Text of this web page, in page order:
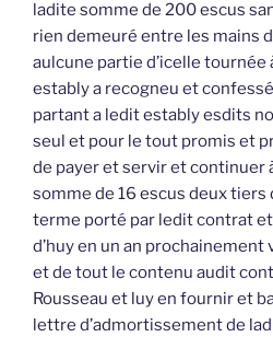
ladite somme de 200 escus
rien demeuré entre les mains
aulcune partie d’icelle
estably a recogneu et confessé
partant a ledit estably esdits
seul et pour le tout promis et
de payer et servir et continuer
somme de 16 escus deux tiers
terme porté par ledit contrat
d’huy en un an prochainement
et de tout le contenu audit
Rousseau et luy en fournir et
lettre d’admortissement de